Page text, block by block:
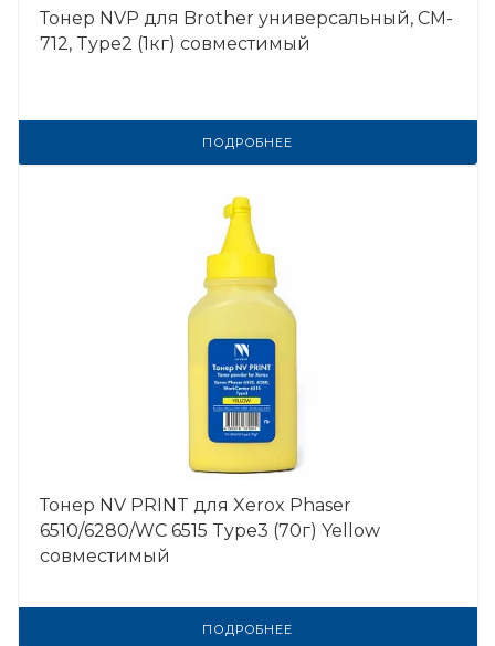
Тонер NVP для Brother универсальный, CM-
712, Type2 (1кг) совместимый
ПОДРОБНЕЕ
Тонер NV PRINT для Xerox Phaser
6510/6280/WC 6515 Type3 (70г) Yellow
совместимый
ПОДРОБНЕЕ